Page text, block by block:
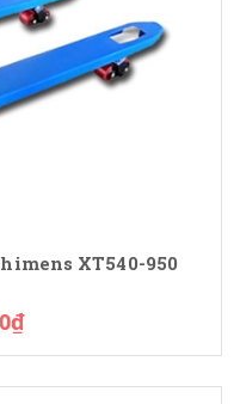
XT540-950